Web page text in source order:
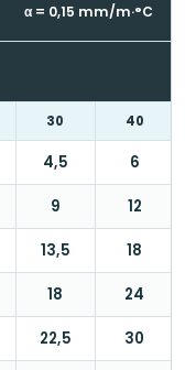
α = 0,15 mm/m·°C
30 40
4,5 6
9 12
13,5 18
18 24
22,5 30